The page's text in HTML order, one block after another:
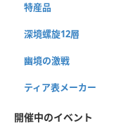
特産品
深境螺旋12層
幽境の激戦
ティア表メーカー
開催中のイベント